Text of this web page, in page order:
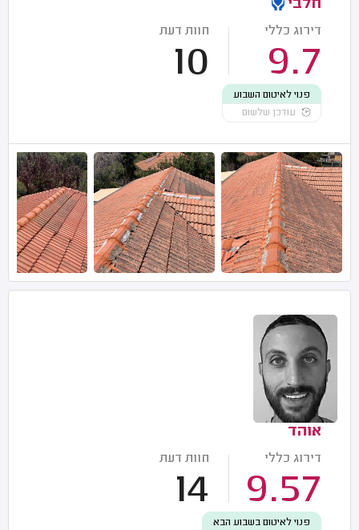
חלבי
דירוג כללי
9.7
חוות דעת
10
פנוי לאיטום השבוע
עודכן שלשום
אוהד
דירוג כללי
9.57
חוות דעת
14
פנוי לאיטום בשבוע הבא